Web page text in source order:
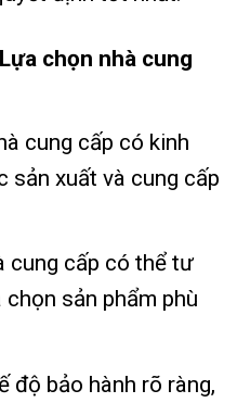
chọn nhà cung
cung cấp có kinh
sản xuất và cung cấp
cung cấp có thể tư
sản phẩm phù
độ bảo hành rõ ràng,